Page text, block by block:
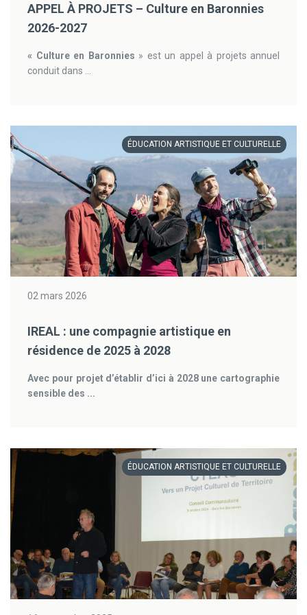
APPEL À PROJETS – Culture en Baronnies
2026-2027
« Culture en Baronnies » est un appel à projets annuel
conduit dans ...
ÉDUCATION ARTISTIQUE ET CULTURELLE
02 mars 2026
IREAL : une compagnie artistique en
résidence de 2025 à 2028
Avec pour projet d’établir d’ici à 2028 une cartographie
sensible des ...
ÉDUCATION ARTISTIQUE ET CULTURELLE